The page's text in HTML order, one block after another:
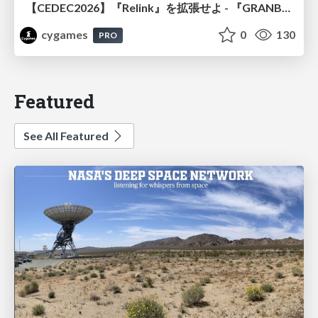
【CEDEC2026】『Relink』を拡張せよ - 『GRANBLUE FANTASY: Relink - Endless Ragnarok』の開発速度と品質を守るCI運用
cygames
PRO 0 130
Featured
See All Featured